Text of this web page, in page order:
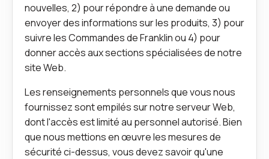
nouvelles, 2) pour répondre à une demande ou
envoyer des informations sur les produits, 3) pour
suivre les Commandes de Franklin ou 4) pour
donner accès aux sections spécialisées de notre
site Web.
Les renseignements personnels que vous nous
fournissez sont empilés sur notre serveur Web,
dont l'accès est limité au personnel autorisé. Bien
que nous mettions en œuvre les mesures de
sécurité ci-dessus, vous devez savoir qu'une